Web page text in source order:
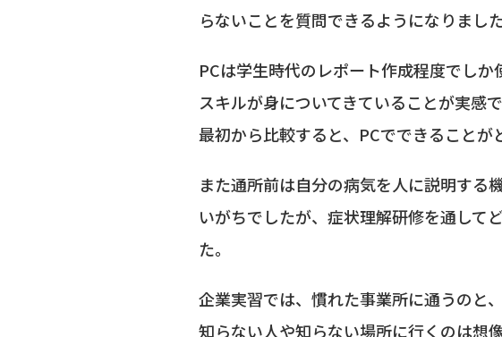
らないことを質問できるようになりました
PCは学生時代のレポート作成程度でし
スキルが身についてきていることが実感で
最初から比較すると、PCでできることが
また通所前は自分の病気を人に説明する
いがちでしたが、症状理解研修を通して
た。
企業実習では、慣れた事業所に通うのと
知らない人や知らない場所に行くのは想